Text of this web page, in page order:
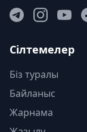
Сілтемелер
Біз туралы
Байланыс
Жарнама